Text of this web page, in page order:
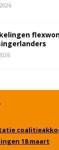
18 maart